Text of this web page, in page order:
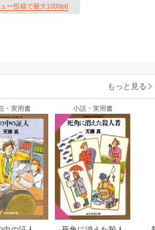
ー投稿で最大1000pt!
もっと見る
・実用書 小説・実用書